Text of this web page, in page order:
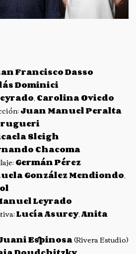
Francisco Dasso
Dominici
,Carolina Oviedo
Juan Manuel Peralta
Sleigh
Chacoma
Germán Pérez
González Mendiondo,
Leyrado
Lucía Asurey,Anita
Espinosa(Rivera Estudio)